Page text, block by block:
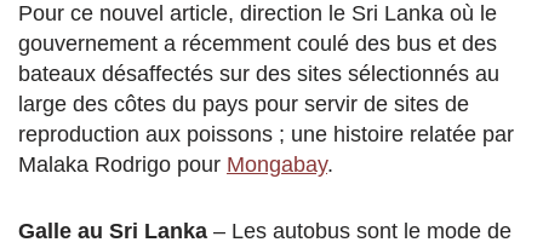
Pour ce nouvel article, direction le Sri Lanka où le
gouvernement a récemment coulé des bus et des
bateaux désaffectés sur des sites sélectionnés au
large des côtes du pays pour servir de sites de
reproduction aux poissons ; une histoire relatée par
Malaka Rodrigo pour Mongabay.
Galle au Sri Lanka – Les autobus sont le mode de